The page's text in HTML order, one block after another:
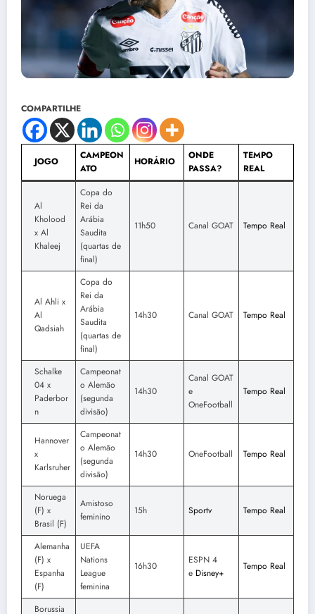
COMPARTILHE
JOGO
CAMPEON
ATO
HORÁRIO
ONDE
PASSA?
TEMPO
REAL
Al
Kholood
x Al
Khaleej
Copa do
Rei da
Arábia
Saudita
(quartas de
final)
11h50 Canal GOAT Tempo Real
Al Ahli x
Al
Qadsiah
Copa do
Rei da
Arábia
Saudita
(quartas de
final)
14h30 Canal GOAT Tempo Real
Schalke
04 x
Paderbor
n
Campeonat
o Alemão
(segunda
divisão)
14h30
Canal GOAT
e
OneFootball
Tempo Real
Hannover
x
Karlsruher
Campeonat
o Alemão
(segunda
divisão)
14h30 OneFootball Tempo Real
Noruega
(F) x
Brasil (F)
Amistoso
feminino
15h Sportv Tempo Real
Alemanha
(F) x
Espanha
(F)
UEFA
Nations
League
feminina
16h30
ESPN 4
e Disney+
Tempo Real
Borussia